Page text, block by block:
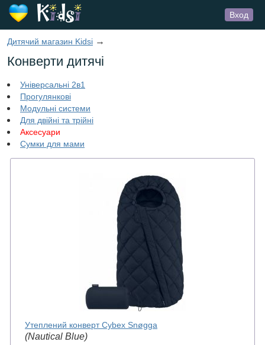
Вход
Дитячий магазин Kidsi →
Конверти дитячі
Універсальні 2в1
Прогулянкові
Модульні системи
Для двійні та трійні
Аксесуари
Сумки для мами
Утеплений конверт Cybex Snøgga
(Nautical Blue)